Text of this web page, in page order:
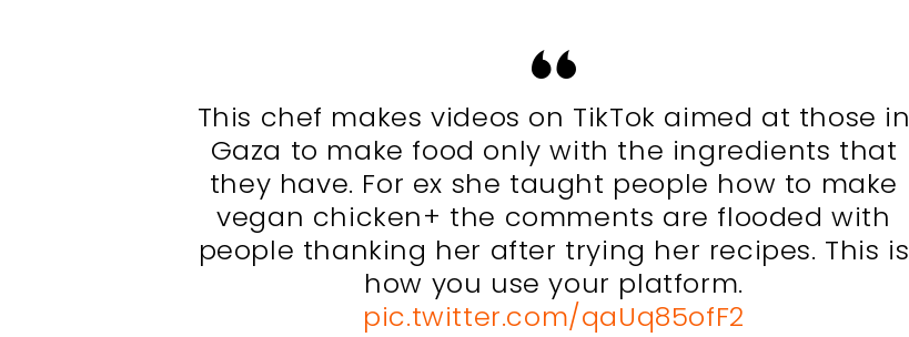
This chef makes videos on TikTok aimed at those in
Gaza to make food only with the ingredients that
they have. For ex she taught people how to make
vegan chicken+ the comments are flooded with
people thanking her after trying her recipes. This is
how you use your platform.
pic.twitter.com/qaUq85ofF2